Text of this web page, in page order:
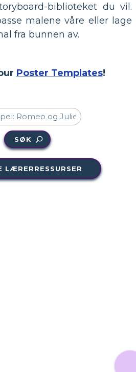
biblioteket du vil.
malene våre eller lage
fra bunnen av.
Poster Templates!
SØK
LÆRERRESSURSER